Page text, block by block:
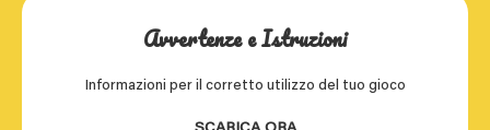
Avvertenze e Istruzioni
Informazioni per il corretto utilizzo del tuo gioco